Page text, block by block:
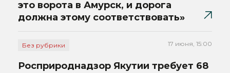
это ворота в Амурск, и дорога
должна этому соответствовать»
Без рубрики 17 июня, 15:00
Росприроднадзор Якутии требует 68